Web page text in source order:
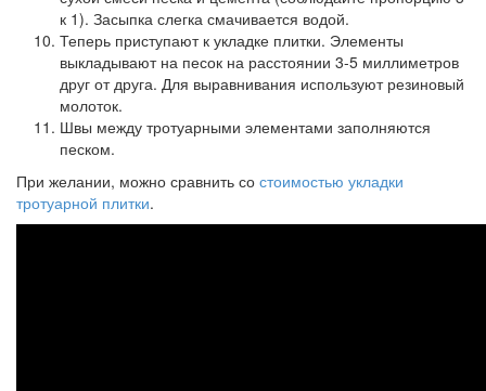
к 1). Засыпка слегка смачивается водой.
Теперь приступают к укладке плитки. Элементы
выкладывают на песок на расстоянии 3-5 миллиметров
друг от друга. Для выравнивания используют резиновый
молоток.
Швы между тротуарными элементами заполняются
песком.
При желании, можно сравнить со стоимостью укладки
тротуарной плитки.